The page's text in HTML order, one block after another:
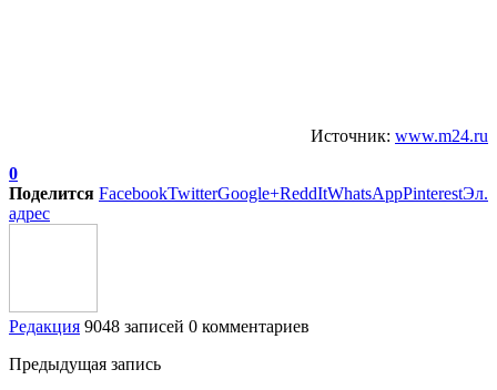
Источник: www.m24.ru
0
Поделится FacebookTwitterGoogle+ReddItWhatsAppPinterestЭл.
адрес
Редакция 9048 записей 0 комментариев
Предыдущая запись